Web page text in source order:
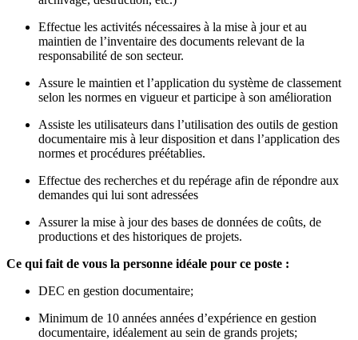
Effectue les activités nécessaires à la mise à jour et au
maintien de l’inventaire des documents relevant de la
responsabilité de son secteur.
Assure le maintien et l’application du système de classement
selon les normes en vigueur et participe à son amélioration
Assiste les utilisateurs dans l’utilisation des outils de gestion
documentaire mis à leur disposition et dans l’application des
normes et procédures préétablies.
Effectue des recherches et du repérage afin de répondre aux
demandes qui lui sont adressées
Assurer la mise à jour des bases de données de coûts, de
productions et des historiques de projets.
Ce qui fait de vous la personne idéale pour ce poste :
DEC en gestion documentaire;
Minimum de 10 années années d’expérience en gestion
documentaire, idéalement au sein de grands projets;